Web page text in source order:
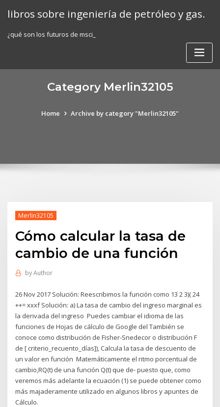
libros sobre ingeniería de petróleo y gas.
¿qué son los futuros de msci_
Category Merlin32105
Home Archive by category "Merlin32105"
Merlin32105
Cómo calcular la tasa de
cambio de una función
byAuthor
26 Nov 2017 Solución: Reescribimos la función como 13 2 3)( 24
++= xxxf Solución: a) La tasa de cambio del ingreso marginal es
la derivada del ingreso Puedes cambiar el idioma de las
funciones de Hojas de cálculo de Google del También se
conoce como distribución de Fisher-Snedecor o distribución F
de [ criterio_recuento_días]), Calcula la tasa de descuento de
un valor en función Matemáticamente el ritmo porcentual de
cambio,RQ(t) de una función Q(t) que de- puesto que, como
veremos más adelante la ecuación (1) se puede obtener como
más majaderamente utilizado en algunos libros y apuntes de
Cálculo.